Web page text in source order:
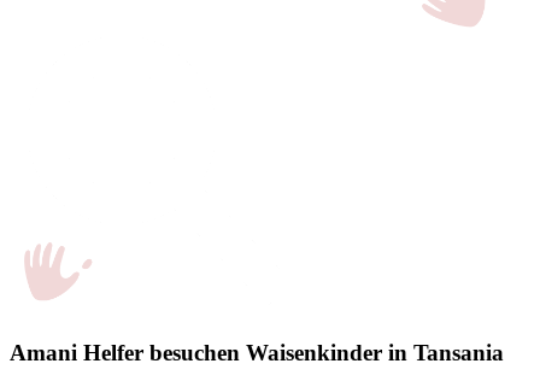
Amani Helfer besuchen Waisenkinder in Tansania